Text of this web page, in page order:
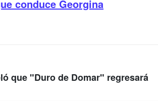
conduce Georgina
que "Duro de Domar" regresará